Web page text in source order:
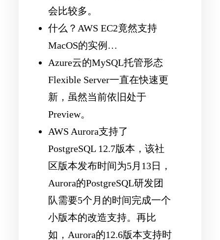
会比较多。
什么？AWS EC2竟然支持
MacOS的实例…
Azure云的MySQL托管形态
Flexible Server一直在快速更
新，虽然当前依旧处于
Preview。
AWS Aurora支持了
PostgreSQL 12.7版本，该社
区版本发布时间为5月13日，
Aurora的PostgreSQL研发团
队需要5个月的时间完成一个
小版本的改造支持。再比
如，Aurora的12.6版本支持时